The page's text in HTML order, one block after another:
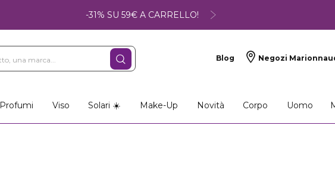
-31% SU 59€ A CARRELLO!
Blog Negozi
Profumi Viso Solari ☀️ Make-Up Novità Corpo Uomo